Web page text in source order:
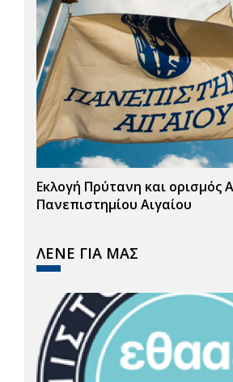
Εκλογή Πρύτανη και ορισμός
Πανεπιστημίου Αιγαίου
ΛΕΝΕ ΓΙΑ ΜΑΣ